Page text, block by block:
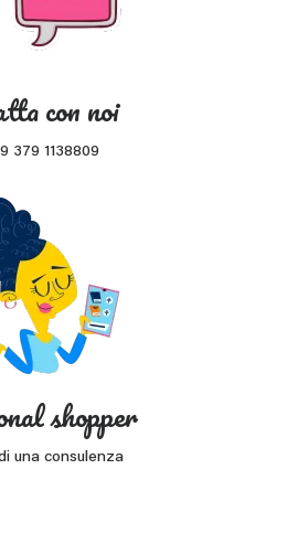
con noi
379 1138809
shopper
una consulenza